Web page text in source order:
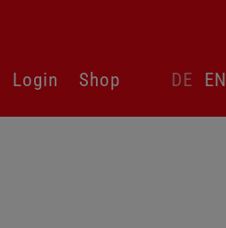
Login Shop
überspringen
DE EN